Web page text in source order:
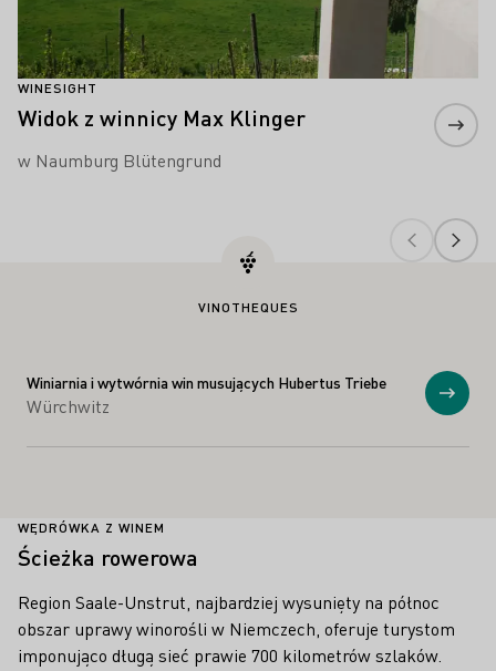
WINESIGHT
Widok z winnicy Max Klinger
w Naumburg Blütengrund
VINOTHEQUES
Winiarnia i wytwórnia win musujących Hubertus Triebe
Würchwitz
WĘDRÓWKA Z WINEM
Ścieżka rowerowa
Region Saale-Unstrut, najbardziej wysunięty na północ
obszar uprawy winorośli w Niemczech, oferuje turystom
imponująco długą sieć prawie 700 kilometrów szlaków.